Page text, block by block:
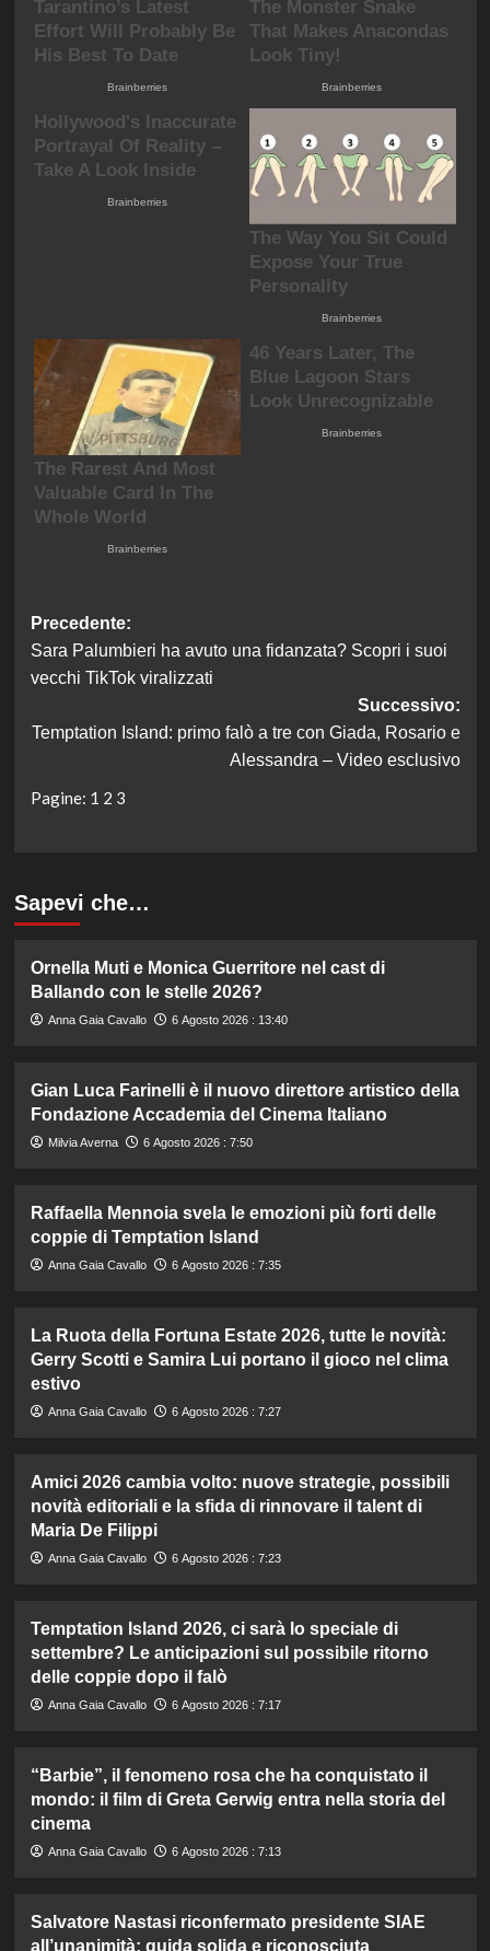
Navigazione
articolo
Precedente:
Sara Palumbieri ha avuto una fidanzata? Scopri i suoi
vecchi TikTok viralizzati
Successivo:
Temptation Island: primo falò a tre con Giada, Rosario e
Alessandra – Video esclusivo
Pagine: 1 2 3
Sapevi che…
Ornella Muti e Monica Guerritore nel cast di
Ballando con le stelle 2026?
Anna Gaia Cavallo 6 Agosto 2026 : 13:40
Gian Luca Farinelli è il nuovo direttore artistico della
Fondazione Accademia del Cinema Italiano
Milvia Averna 6 Agosto 2026 : 7:50
Raffaella Mennoia svela le emozioni più forti delle
coppie di Temptation Island
Anna Gaia Cavallo 6 Agosto 2026 : 7:35
La Ruota della Fortuna Estate 2026, tutte le novità:
Gerry Scotti e Samira Lui portano il gioco nel clima
estivo
Anna Gaia Cavallo 6 Agosto 2026 : 7:27
Amici 2026 cambia volto: nuove strategie, possibili
novità editoriali e la sfida di rinnovare il talent di
Maria De Filippi
Anna Gaia Cavallo 6 Agosto 2026 : 7:23
Temptation Island 2026, ci sarà lo speciale di
settembre? Le anticipazioni sul possibile ritorno
delle coppie dopo il falò
Anna Gaia Cavallo 6 Agosto 2026 : 7:17
“Barbie”, il fenomeno rosa che ha conquistato il
mondo: il film di Greta Gerwig entra nella storia del
cinema
Anna Gaia Cavallo 6 Agosto 2026 : 7:13
Salvatore Nastasi riconfermato presidente SIAE
all’unanimità: guida solida e riconosciuta